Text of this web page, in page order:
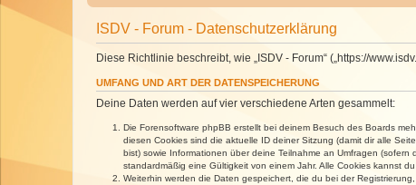
ISDV - Forum - Datenschutzerklärung
Diese Richtlinie beschreibt, wie „ISDV - Forum“ („https://
UMFANG UND ART DER DATENSPEICHERUNG
Deine Daten werden auf vier verschiedene Arten gesammelt:
Die Forensoftware phpBB erstellt bei deinem Besuch des Boards
diesen Cookies sind die aktuelle ID deiner Sitzung (damit dir alle
bist) sowie Informationen über deine Teilnahme an Umfragen
standardmäßig eine Gültigkeit von einem Jahr. Alle Cookies kannst
Weiterhin werden die Daten gespeichert, die du bei der